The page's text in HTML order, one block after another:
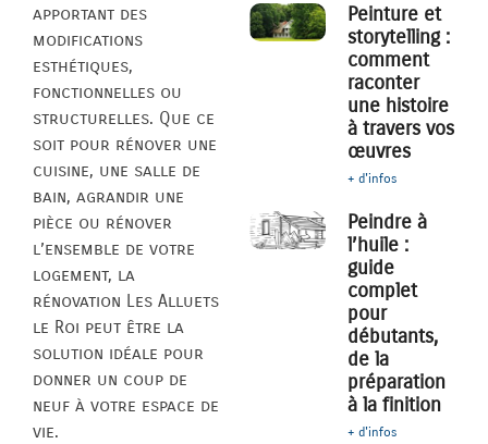
apportant des
modifications
esthétiques,
fonctionnelles ou
structurelles. Que ce
soit pour rénover une
cuisine, une salle de
bain, agrandir une
pièce ou rénover
l’ensemble de votre
logement, la
rénovation Les Alluets
le Roi peut être la
solution idéale pour
donner un coup de
neuf à votre espace de
vie.
Peinture et
storytelling :
comment
raconter
une histoire
à travers vos
œuvres
+ d'infos
Peindre à
l’huile :
guide
complet
pour
débutants,
de la
préparation
à la finition
+ d'infos